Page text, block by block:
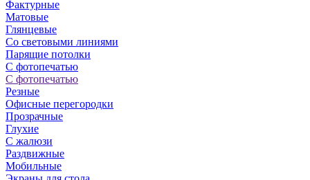
Фактурные
Матовые
Глянцевые
Со световыми линиями
Парящие потолки
С фотопечатью
С фотопечатью
Резные
Офисные перегородки
Прозрачные
Глухие
С жалюзи
Раздвижные
Мобильные